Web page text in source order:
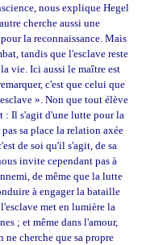
nous explique Hegel
cherche aussi une
la reconnaissance. Mais
tandis que l'esclave reste
vie. Ici aussi le maître est
c'est que celui que
». Non que tout élève
: Il s'agit d'une lutte pour la
sa place la relation axée
de soi qu'il s'agit, de sa
invite cependant pas à
de même que la lutte
à engager la bataille
met en lumière la
; et même dans l'amour,
cherche que sa propre